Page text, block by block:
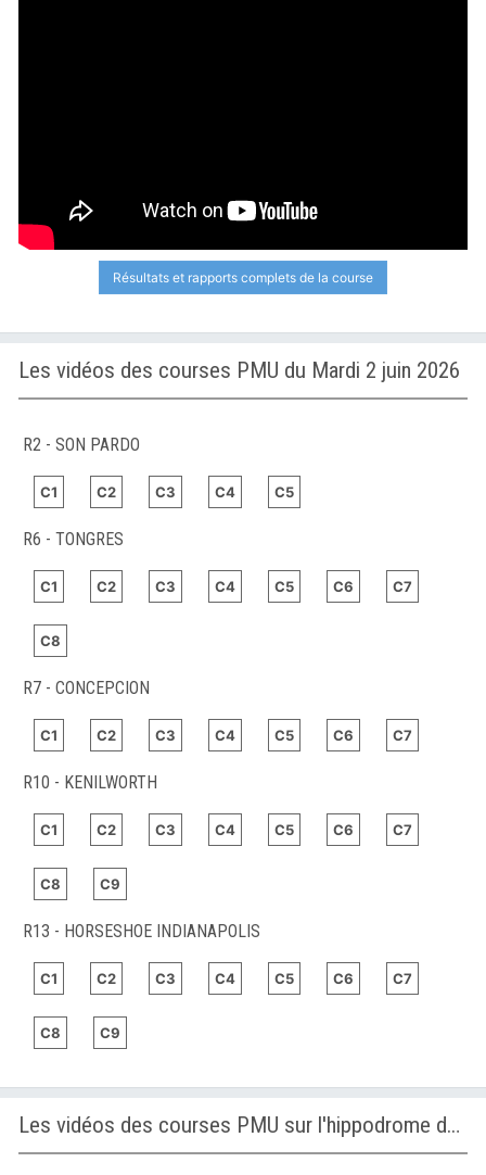
Résultats et rapports complets de la course
Les vidéos des courses PMU du Mardi 2 juin 2026
R2 - SON PARDO
C1 C2 C3 C4 C5
R6 - TONGRES
C1 C2 C3 C4 C5 C6 C7
C8
R7 - CONCEPCION
C1 C2 C3 C4 C5 C6 C7
R10 - KENILWORTH
C1 C2 C3 C4 C5 C6 C7
C8 C9
R13 - HORSESHOE INDIANAPOLIS
C1 C2 C3 C4 C5 C6 C7
C8 C9
Les vidéos des courses PMU sur l'hippodrome de CONCEPCION